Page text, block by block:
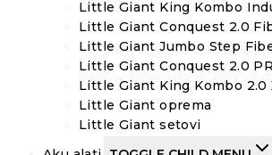
Little Giant King Kombo
Little Giant Conquest 2.0
Little Giant Jumbo Step
Little Giant Conquest 2.0
Little Giant King Kombo 2.0
Little Giant oprema
Little Giant setovi